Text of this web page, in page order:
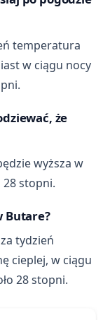
temperatura
w ciągu nocy
że
wyższa w
28 stopni.
Butare?
tydzień
cieplej, w ciągu
28 stopni.